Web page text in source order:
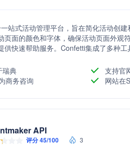
站式活动管理平台，旨在简化活动创
页面的颜色和字体，确保活动页面外观
供快速帮助服务。Confetti集成了多种
瑞典
支持官
商务咨询
网站在
API
评分 45/100 3